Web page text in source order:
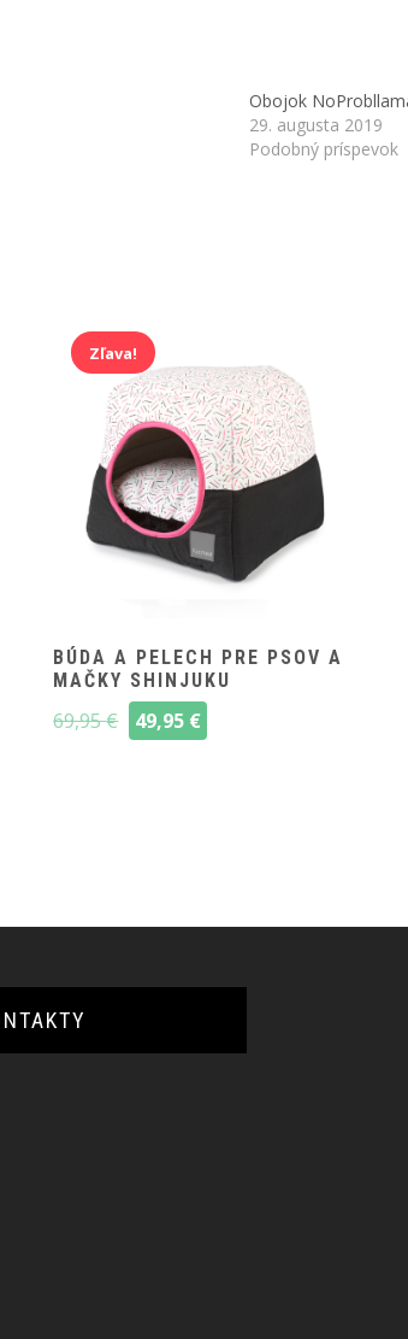
Obojok
29. augusta 2019
Podobný príspevok
Zľava!
BÚDA A PELECH PRE PSOV A
MAČKY SHINJUKU
69,95€
Pôvodná
cena
49,95 €